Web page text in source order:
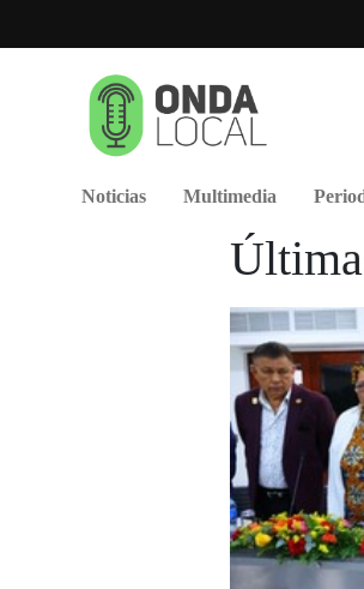
Noticias Multimedia